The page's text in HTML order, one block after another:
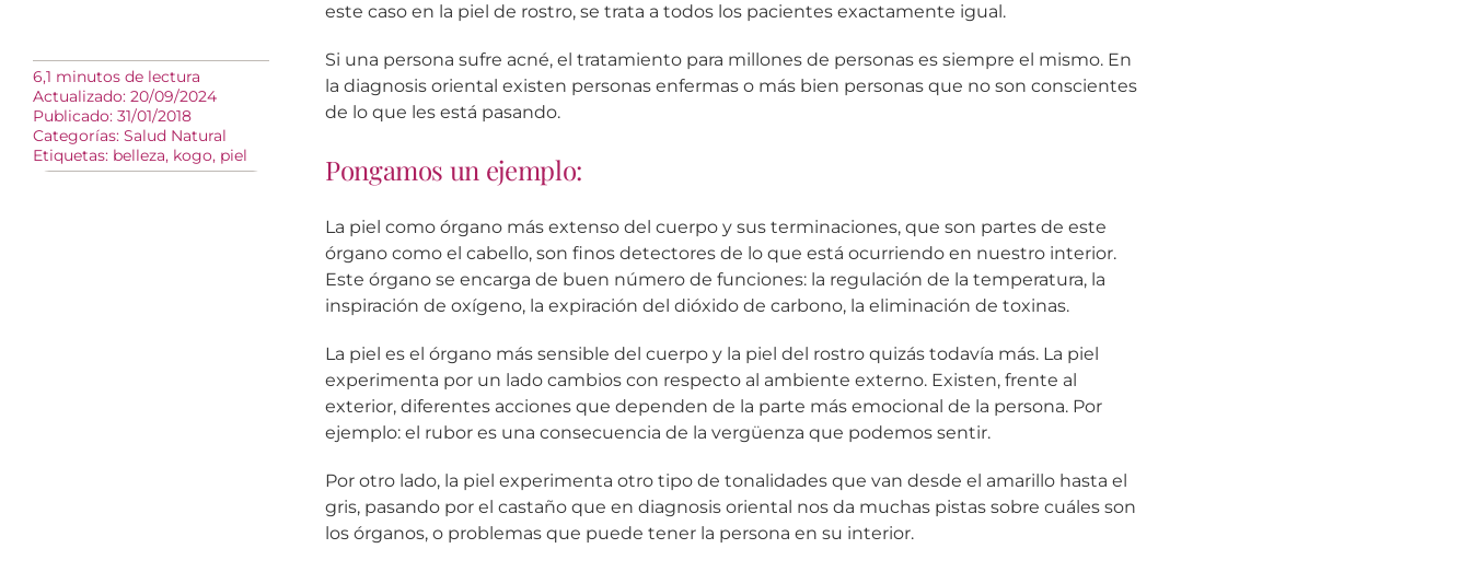
6,1 minutos de lectura
Actualizado: 20/09/2024
Publicado: 31/01/2018
Categorías: Salud Natural
Etiquetas: belleza, kogo, piel
este caso en la piel de rostro, se trata a todos los pacientes exactamente igual.
Si una persona sufre acné, el tratamiento para millones de personas es siempre el mismo. En
la diagnosis oriental existen personas enfermas o más bien personas que no son conscientes
de lo que les está pasando.
Pongamos un ejemplo:
La piel como órgano más extenso del cuerpo y sus terminaciones, que son partes de este
órgano como el cabello, son finos detectores de lo que está ocurriendo en nuestro interior.
Este órgano se encarga de buen número de funciones: la regulación de la temperatura, la
inspiración de oxígeno, la expiración del dióxido de carbono, la eliminación de toxinas.
La piel es el órgano más sensible del cuerpo y la piel del rostro quizás todavía más. La piel
experimenta por un lado cambios con respecto al ambiente externo. Existen, frente al
exterior, diferentes acciones que dependen de la parte más emocional de la persona. Por
ejemplo: el rubor es una consecuencia de la vergüenza que podemos sentir.
Por otro lado, la piel experimenta otro tipo de tonalidades que van desde el amarillo hasta el
gris, pasando por el castaño que en diagnosis oriental nos da muchas pistas sobre cuáles son
los órganos, o problemas que puede tener la persona en su interior.